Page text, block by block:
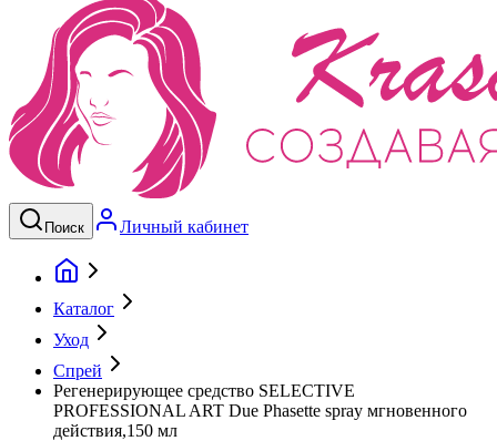
Поиск Личный кабинет
Каталог
Уход
Спрей
Регенерирующее средство SELECTIVE
PROFESSIONAL ART Due Phasette spray мгновенного
действия,150 мл